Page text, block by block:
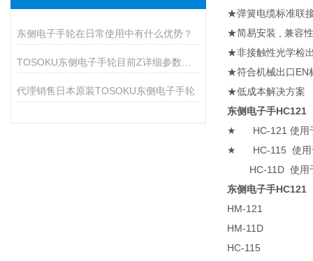
东侧电子手轮在日常使用中有什么优势？
代理销售日本原装TOSOKU东侧电子手轮
★弹簧电缆标准联
★简易安装 , 兼容
★非接触性光学检
★符合机械出口EN
★低成本解决方案
东侧电子手HC121
★ HC-121 使用于
★ HC-115 使用于
HC-11D 使用于
东侧电子手HC121
HM-121
HM-11D
HC-115